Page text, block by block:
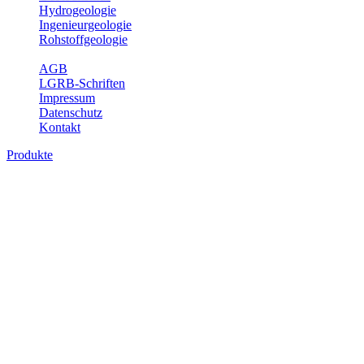
Hydrogeologie
Ingenieurgeologie
Rohstoffgeologie
AGB
LGRB-Schriften
Impressum
Datenschutz
Kontakt
Produkte